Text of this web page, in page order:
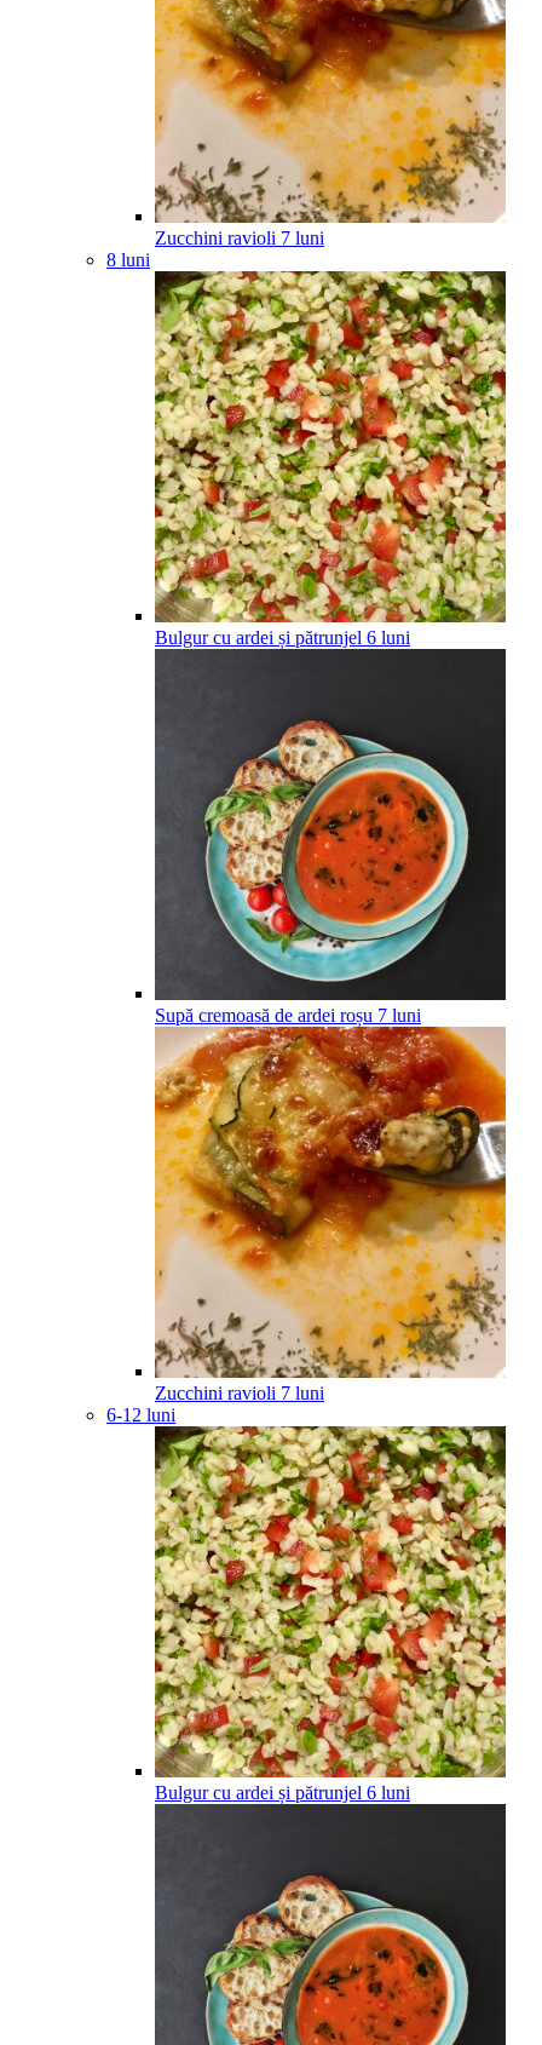
Zucchini ravioli 7 luni
8 luni
Bulgur cu ardei și pătrunjel 6 luni
Supă cremoasă de ardei roșu 7 luni
Zucchini ravioli 7 luni
6-12 luni
Bulgur cu ardei și pătrunjel 6 luni